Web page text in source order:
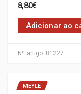
Nº artigo: 81227
8,80€
Adicionar ao
MEYLE